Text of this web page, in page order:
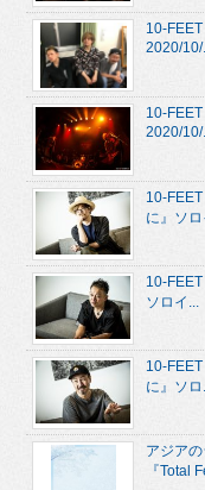
10-
2020/10/...
10-
2020/10/...
10-
に』ソロ
10-
ソロイ...
10-
に』ソロ...
アジア
『Total